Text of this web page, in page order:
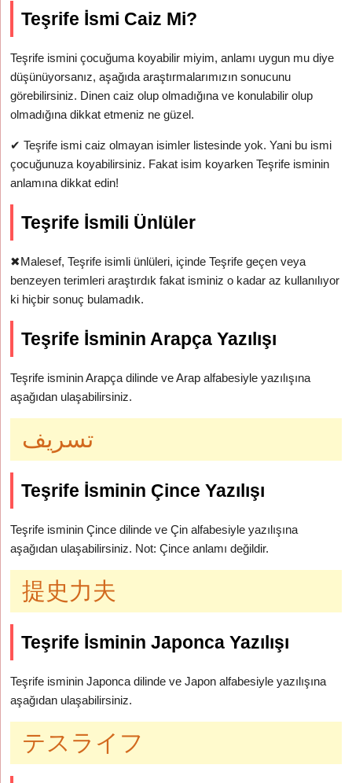
Teşrife İsmi Caiz Mi?
Teşrife ismini çocuğuma koyabilir miyim, anlamı uygun mu diye
düşünüyorsanız, aşağıda araştırmalarımızın sonucunu
görebilirsiniz. Dinen caiz olup olmadığına ve konulabilir olup
olmadığına dikkat etmeniz ne güzel.
✔ Teşrife ismi caiz olmayan isimler listesinde yok. Yani bu ismi
çocuğunuza koyabilirsiniz. Fakat isim koyarken Teşrife isminin
anlamına dikkat edin!
Teşrife İsmili Ünlüler
✖Malesef, Teşrife isimli ünlüleri, içinde Teşrife geçen veya
benzeyen terimleri araştırdık fakat isminiz o kadar az kullanılıyor
ki hiçbir sonuç bulamadık.
Teşrife İsminin Arapça Yazılışı
Teşrife isminin Arapça dilinde ve Arap alfabesiyle yazılışına
aşağıdan ulaşabilirsiniz.
تسريف
Teşrife İsminin Çince Yazılışı
Teşrife isminin Çince dilinde ve Çin alfabesiyle yazılışına
aşağıdan ulaşabilirsiniz. Not: Çince anlamı değildir.
提史力夫
Teşrife İsminin Japonca Yazılışı
Teşrife isminin Japonca dilinde ve Japon alfabesiyle yazılışına
aşağıdan ulaşabilirsiniz.
テスライフ